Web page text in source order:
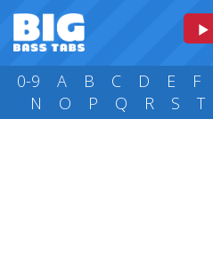
0-9 A B C D E F
N
O P Q R S T